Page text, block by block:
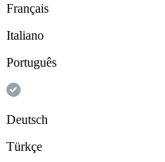
Français
Italiano
Português
Deutsch
Türkçe